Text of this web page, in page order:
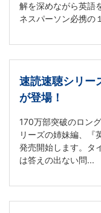
け
英
講
解を深めながら英語
ネスパーソン必携の
速読速聴シリー
が登場！
170万部突破のロン
リーズの姉妹編、『
発売開始します。タ
は答えの出ない問...